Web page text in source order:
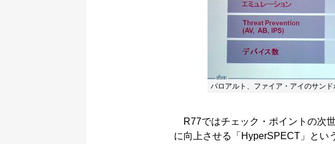
パロアルト、ファイア・アイのサン
R77ではチェック・ポイントの次
に向上させる「HyperSPECT」とい